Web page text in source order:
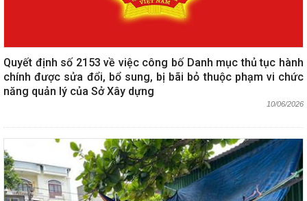
Quyết định số 2153 về việc công bố Danh mục thủ tục hành
chính được sửa đổi, bổ sung, bị bãi bỏ thuộc phạm vi chức
năng quản lý của Sở Xây dựng
10/06/2026